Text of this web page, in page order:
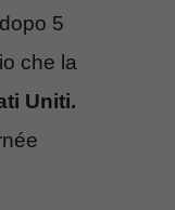
5
che la
Uniti.